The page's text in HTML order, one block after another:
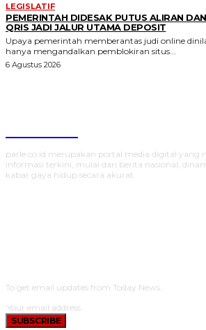
LEGISLATIF
PEMERINTAH DIDESAK PUTUS ALIRAN
QRIS JADI JALUR UTAMA DEPOSIT
Upaya pemerintah memberantas judi online
hanya mengandalkan pemblokiran situs...
6 Agustus 2026
parle.co.id merupakan portal media digital yang
informasi terkini, mulai dari berita nasional,
kabar gaya hidup secara akurat.
To get email updates from Today News.
SUBSCRIBE